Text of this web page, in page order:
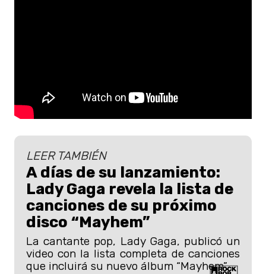
LEER TAMBIÉN
A días de su lanzamiento:
Lady Gaga revela la lista de
canciones de su próximo
disco “Mayhem”
La cantante pop, Lady Gaga, publicó un
video con la lista completa de canciones
que incluirá su nuevo álbum “Mayhem”.